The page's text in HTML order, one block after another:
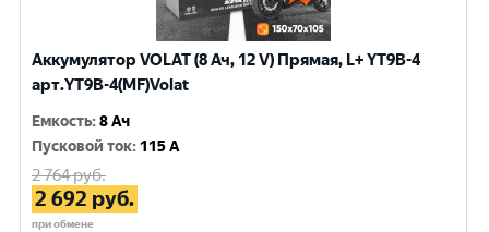
Аккумулятор VOLAT (8 Ач, 12 V) Прямая, L+ YT9B-4
арт.YT9B-4(MF)Volat
Емкость:8 Ач
Пусковой ток: 115 A
2 764руб.
2 692 руб.
при обмене